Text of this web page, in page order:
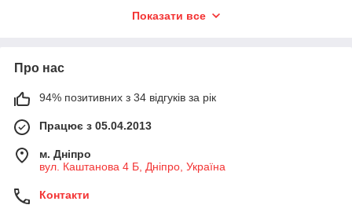
насолоджуйтесь морським делікатесом у будь-який час!
Показати все
Про нас
94% позитивних з 34 відгуків за рік
Працює з 05.04.2013
м. Дніпро
вул. Каштанова 4 Б, Дніпро, Україна
Контакти